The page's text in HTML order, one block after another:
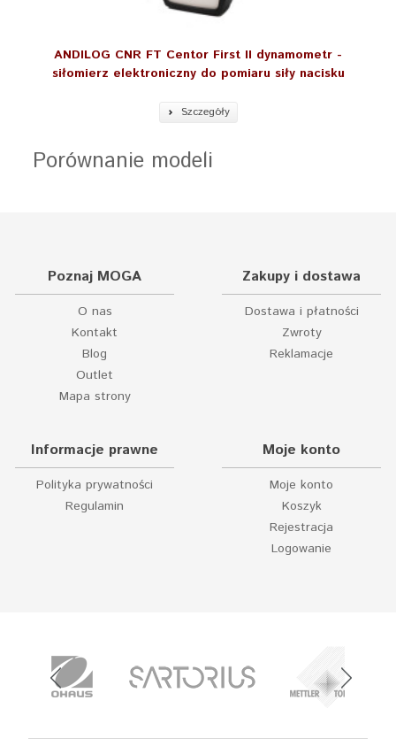
ANDILOG CNR FT Centor First II dynamometr -
siłomierz elektroniczny do pomiaru siły nacisku
Szczegóły
Porównanie modeli
Poznaj MOGA
O nas
Kontakt
Blog
Outlet
Mapa strony
Zakupy i dostawa
Dostawa i płatności
Zwroty
Reklamacje
Informacje prawne
Polityka prywatności
Regulamin
Moje konto
Moje konto
Koszyk
Rejestracja
Logowanie